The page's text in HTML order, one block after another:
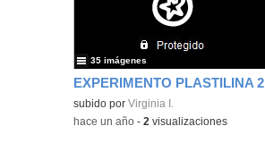
EXPERIMENTO PLASTILINA 2
Contenido educativo.
subido porVirginia I.
35 imágenes
-hace un año -2 visualizaciones